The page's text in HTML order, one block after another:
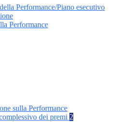
Performance/Piano esecutivo
Performance
sulla Performance
dei premi 2